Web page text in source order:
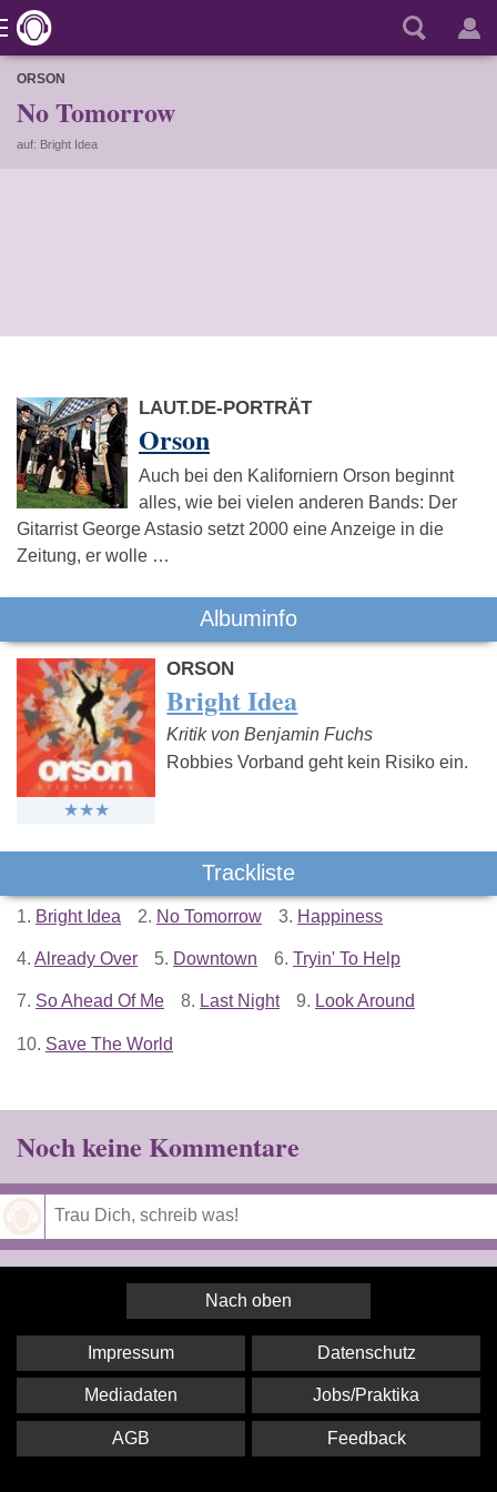
ORSON
No Tomorrow
auf: Bright Idea
LAUT.DE-PORTRÄT
Orson
Auch bei den Kaliforniern Orson beginnt
alles, wie bei vielen anderen Bands: Der
Gitarrist George Astasio setzt 2000 eine Anzeige in die
Zeitung, er wolle …
Albuminfo
ORSON
Bright Idea
Kritik von Benjamin Fuchs
Robbies Vorband geht kein Risiko ein.
Trackliste
1. Bright Idea 2. No Tomorrow 3. Happiness
4. Already Over 5. Downtown 6. Tryin' To Help
7. So Ahead Of Me 8. Last Night 9. Look Around
10. Save The World
Noch keine Kommentare
Nach oben
Impressum Datenschutz
Mediadaten Jobs/Praktika
AGB Feedback